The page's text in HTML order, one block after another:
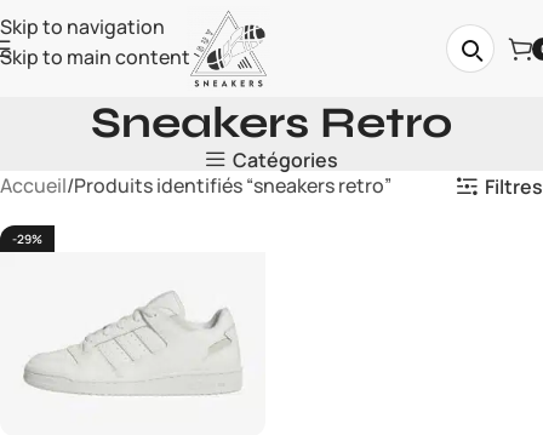
Skip to navigation
Skip to main content
Sneakers Retro
Catégories
Accueil Produits identifiés “sneakers retro” Filtres
-29%